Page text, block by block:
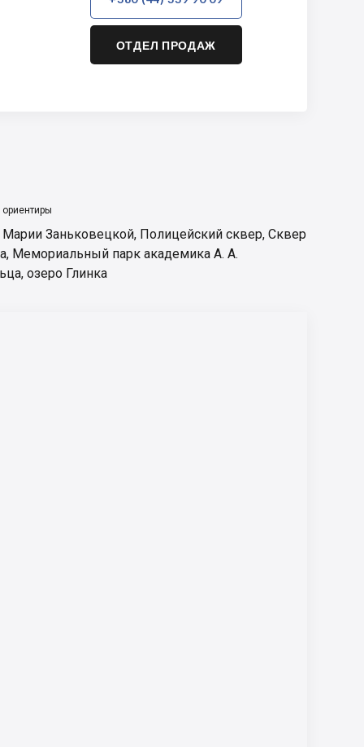
ОТДЕЛ ПРОДАЖ
Заньковецкой, Полицейский сквер, Сквер
, Мемориальный парк академика А. А.
, озеро Глинка